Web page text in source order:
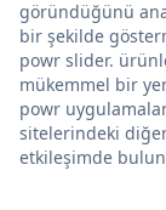
göründüğünü
bir şekilde
powr slider.
mükemmel bir
powr
sitelerindeki
etkileşimde